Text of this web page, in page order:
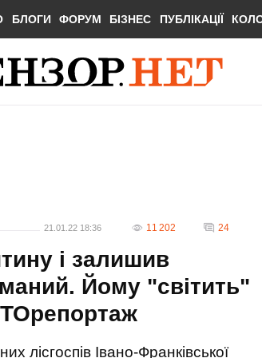
БЛОГИ ФОРУМ БІЗНЕС ПУБЛІКАЦІЇ
21.01.22 18:36 11 202 24
і залишив
Йому "світить"
лісгоспів Івано-Франківської